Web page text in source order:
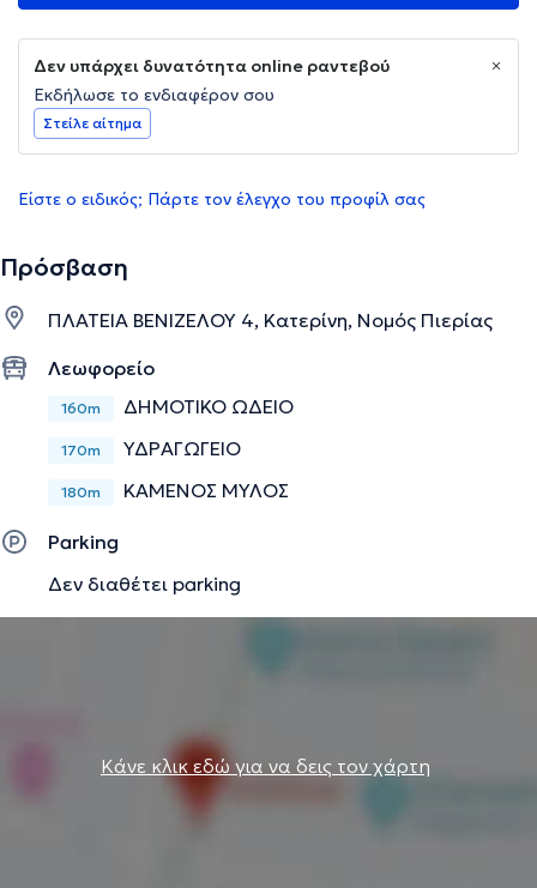
Δεν υπάρχει δυνατότητα online ραντεβού
Εκδήλωσε το ενδιαφέρον σου
Στείλε αίτημα
Είστε ο ειδικός; Πάρτε τον έλεγχο του προφίλ σας
Πρόσβαση
ΠΛΑΤΕΙΑ ΒΕΝΙΖΕΛΟΥ 4, Κατερίνη, Νομός Πιερίας
Λεωφορείο
160m ΔΗΜΟΤΙΚΟ ΩΔΕΙΟ
170m ΥΔΡΑΓΩΓΕΙΟ
180m ΚΑΜΕΝΟΣ ΜΥΛΟΣ
Parking
Δεν διαθέτει parking
Κάνε κλικ εδώ για να δεις τον χάρτη